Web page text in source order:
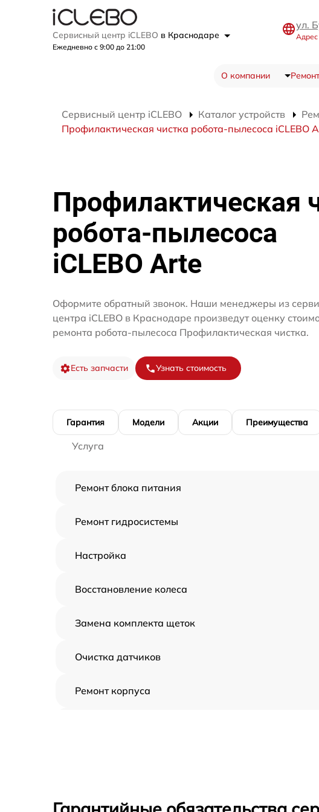
Сервисный центр iCLEBO в Краснодаре
Ежедневно с 9:00 до 21:00
ул.
Адрес
О компании
Сервисный центр iCLEBO Каталог устройств
Профилактическая чистка робота-пылесоса iCLEBO
Профилактическая
робота-пылесоса
iCLEBO Arte
Оформите обратный звонок. Наши менеджеры из
центра iCLEBO в Краснодаре произведут оценку
ремонта робота-пылесоса Профилактическая чистка.
Есть запчасти Узнать стоимость
Гарантия Модели Акции Преимущества
Услуга
Ремонт блока питания
Ремонт гидросистемы
Настройка
Восстановление колеса
Замена комплекта щеток
Очистка датчиков
Ремонт корпуса